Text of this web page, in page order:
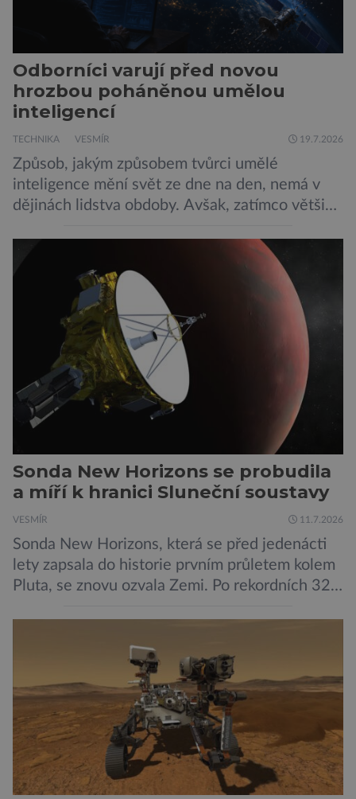
Odborníci varují před novou
hrozbou poháněnou umělou
inteligencí
TECHNIKA VESMÍR 19.7.2026
Způsob, jakým způsobem tvůrci umělé
inteligence mění svět ze dne na den, nemá v
dějinách lidstva obdoby. Avšak, zatímco většina
generování obrázků nebo automatizaci práce,
bezpečnostní experti upozorňují na mnohem
méně nápadné riziko. Podle některých
odborníků by už během příštích dvou let mohly
pokročilé systémy AI výrazně usnadnit
kybernetické útoky […]
Sonda New Horizons se probudila
a míří k hranici Sluneční soustavy
VESMÍR 11.7.2026
Sonda New Horizons, která se před jedenácti
lety zapsala do historie prvním průletem kolem
Pluta, se znovu ozvala Zemi. Po rekordních 321
podle NASA je ve výtečném stavu. Nyní ji čeká
další etapa její mise, jejíž ambicí je přinést
dosud nejpodrobnější […]